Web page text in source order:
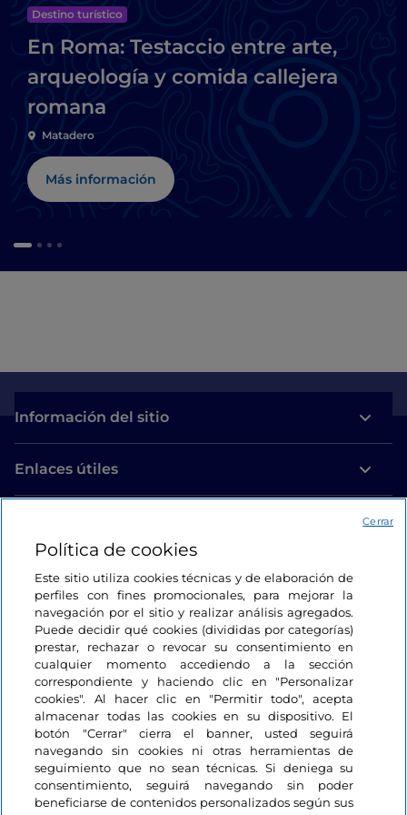
Destino turístico
En Roma: Testaccio entre arte,
arqueología y comida callejera
romana
Matadero
Más información
Información del sitio
Enlaces útiles
Estamos en contacto
Política de cookies
Este sitio utiliza cookies técnicas y de elaboración de
perfiles con fines promocionales, para mejorar la
navegación por el sitio y realizar análisis agregados.
Puede decidir qué cookies (divididas por categorías)
prestar, rechazar o revocar su consentimiento en
cualquier momento accediendo a la sección
correspondiente y haciendo clic en "Personalizar
cookies". Al hacer clic en "Permitir todo", acepta
almacenar todas las cookies en su dispositivo. El
botón "Cerrar" cierra el banner, usted seguirá
navegando sin cookies ni otras herramientas de
seguimiento que no sean técnicas. Si deniega su
consentimiento, seguirá navegando sin poder
beneficiarse de contenidos personalizados según sus
Cerrar